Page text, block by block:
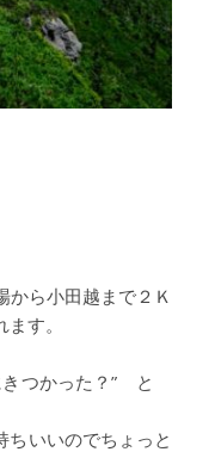
ら小田越まで２Ｋ
す。
きつかった？” と
いいのでちょっと